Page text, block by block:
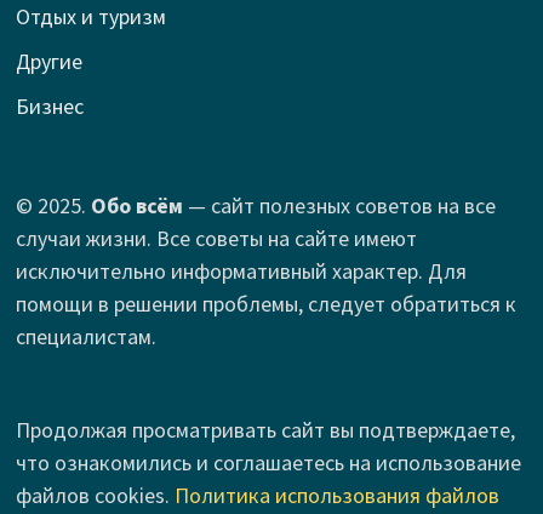
Отдых и туризм
Другие
Бизнес
© 2025. Обо всём — сайт полезных советов на все
случаи жизни. Все советы на сайте имеют
исключительно информативный характер. Для
помощи в решении проблемы, следует обратиться к
специалистам.
Продолжая просматривать сайт вы подтверждаете,
что ознакомились и соглашаетесь на использование
файлов cookies. Политика использования файлов